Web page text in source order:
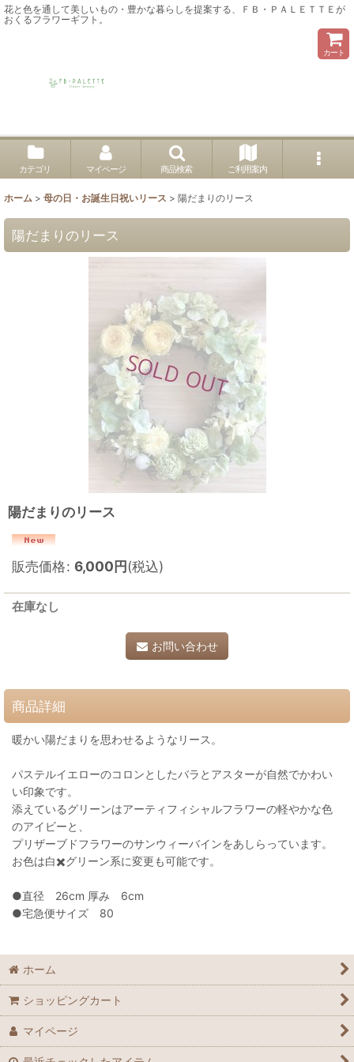
花と色を通して美しいもの・豊かな暮らしを提案する、ＦＢ・ＰＡＬＥＴＴＥが
おくるフラワーギフト。
カート
カテゴリ マイページ 商品検索 ご利用案内
ホーム > 母の日・お誕生日祝いリース > 陽だまりのリース
陽だまりのリース
陽だまりのリース
販売価格: 6,000円(税込)
在庫なし
お問い合わせ
商品詳細
暖かい陽だまりを思わせるようなリース。
パステルイエローのコロンとしたバラとアスターが自然でかわい
い印象です。
添えているグリーンはアーティフィシャルフラワーの軽やかな色
のアイビーと、
プリザーブドフラワーのサンウィーバインをあしらっています。
お色は白✖️グリーン系に変更も可能です。
●直径 26cm 厚み 6cm
●宅急便サイズ 80
ホーム
ショッピングカート
マイページ